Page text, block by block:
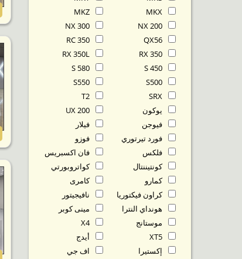
يوكون
فيوجن
فيلار
فورد تيرتوري
فوزو
فلكس
فان اكسبريس
كونتيننتال
كواتروبورتي
كمارو
كامرى
كراون فيكتوريا
نافيجيتور
هونداي النترا
مينى كوبر
موستانج
X4
أيدج
إكستيرا
اف جي